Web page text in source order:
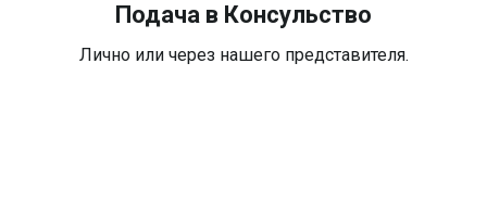
Подача в Консульство
Лично или через нашего представителя.